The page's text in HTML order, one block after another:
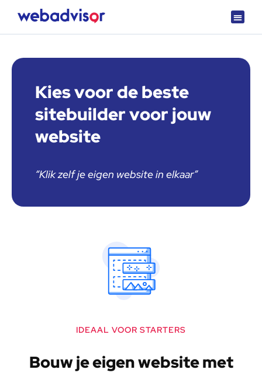
Kies voor de beste
sitebuilder voor jouw
website
“Klik zelf je eigen website in elkaar”
IDEAAL VOOR STARTERS
Bouw je eigen website met